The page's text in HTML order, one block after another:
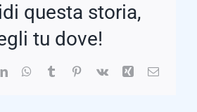
questa storia,
tu dove!
LinkedInWhatsApp
TumblrPinterest
Vk XingEmail